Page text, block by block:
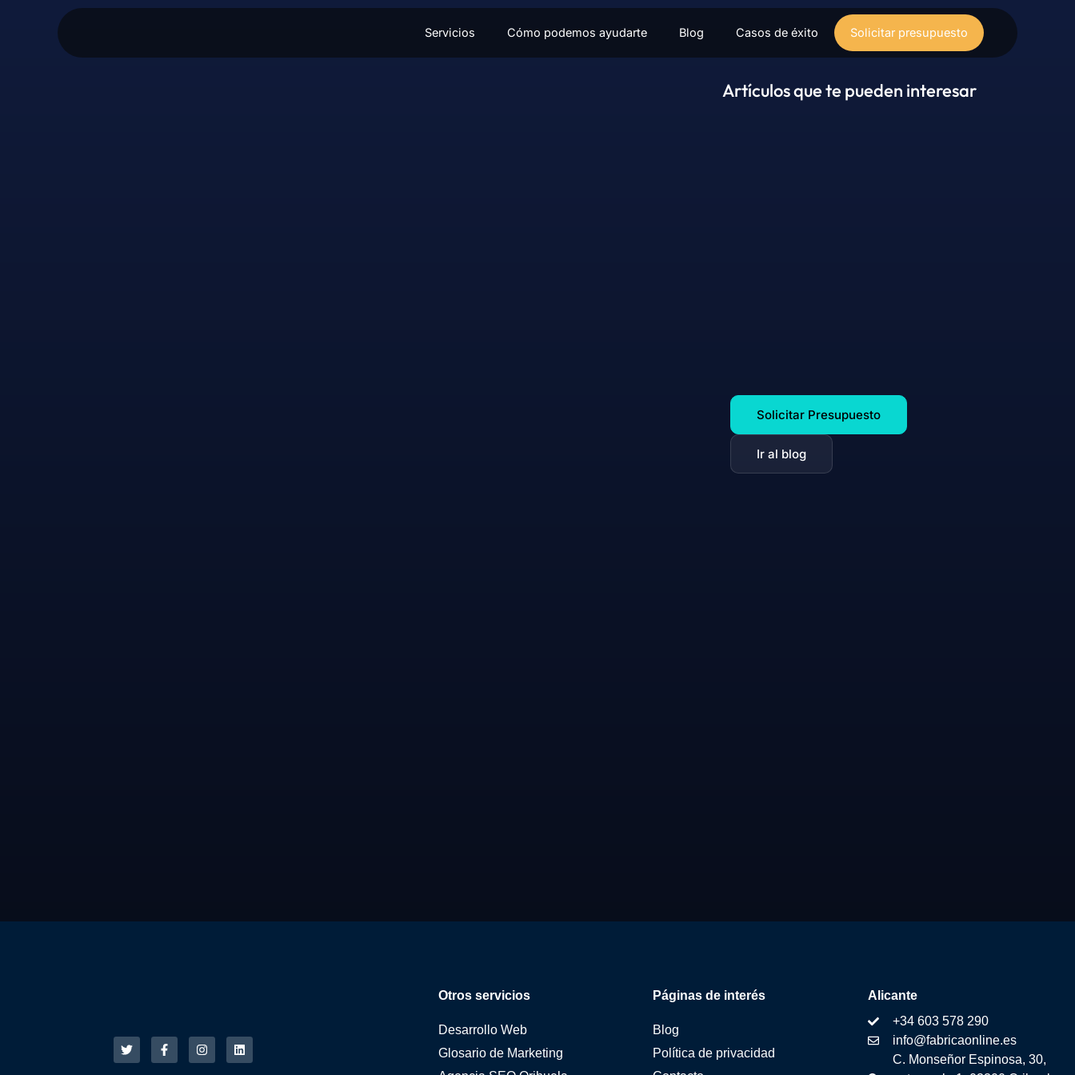
Servicios Cómo podemos ayudarte Blog Casos de éxito Solicitar presupuesto
Artículos que te pueden interesar
Solicitar Presupuesto
Ir al blog
Otros servicios
Desarrollo Web
Glosario de Marketing
Páginas de interés
Blog
Política de privacidad
Alicante
+34 603 578 290
info@fabricaonline.es
C. Monseñor Espinosa, 30,